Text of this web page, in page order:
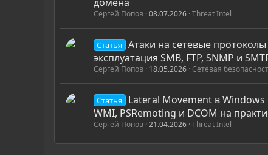
Сергей Попов 08.07.2026 Threat Intel
Статья
Атаки на сетевые
эксплуатация SMB, FTP, SNMP и
Сергей Попов 18.05.2026 Сетевая
Статья
Lateral Movement в Windows
WMI, PSRemoting и DCOM на
Сергей Попов 21.04.2026 Threat Intel